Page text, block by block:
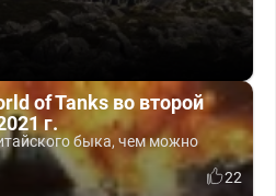
of Tanks во второй
г.
быка, чем можно
22